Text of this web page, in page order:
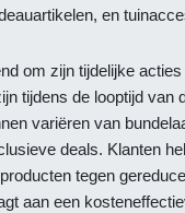
en
om zijn tijdelijke
tijdens de looptijd van
variëren van
deals. Klanten
tegen
aan een